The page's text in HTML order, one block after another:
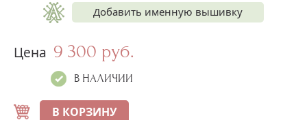
Добавить именную вышивку
Имя на полотенце
+300 руб.
Дата на полотенце
+300 руб.
Цена 9 300 руб.
В НАЛИЧИИ
В КОРЗИНУ